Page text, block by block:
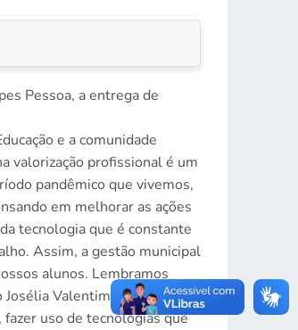
Pessoa, a entrega de
e a comunidade
valorização profissional é um
pandêmico que vivemos,
em melhorar as ações
tecnologia que é constante
Assim, a gestão municipal
alunos. Lembramos
Josélia Valentim falou que:
uso de tecnologias que